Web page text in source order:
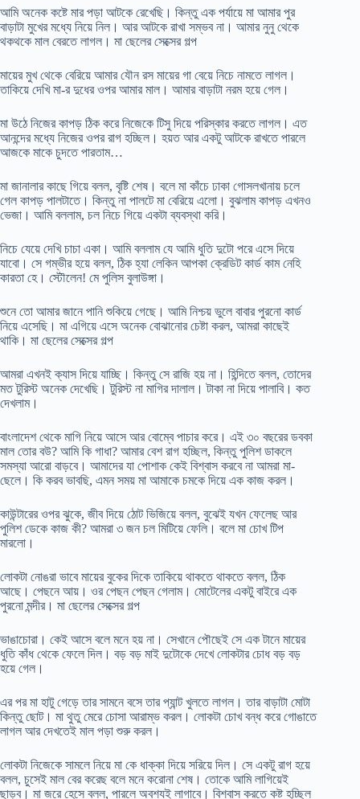
আমি অনেক কষ্টে মার পড়া আটকে রেখেছি। কিন্তু এক পর্যায়ে মা আমার পুর
বাড়াটা মুখের মধ্যে নিয়ে নিল। আর আটকে রাখা সম্ভব না। আমার নুনু থেকে
থকথকে মাল বেরতে লাগল। মা ছেলের সেক্সের গল্প
মায়ের মুখ থেকে বেরিয়ে আমার যৌন রস মায়ের গা বেয়ে নিচে নামতে লাগল।
তাকিয়ে দেখি মা-র দুধের ওপর আমার মাল। আমার বাড়াটা নরম হয়ে গেল।
মা উঠে নিজের কাপড় ঠিক করে নিজেকে টিসু দিয়ে পরিস্কার করতে লাগল। এত
আনন্দের মধ্যে নিজের ওপর রাগ হচ্ছিল। হয়ত আর একটু আটকে রাখতে পারলে
আজকে মাকে চুদতে পারতাম…
মা জানালার কাছে গিয়ে বলল, বৃষ্টি শেষ। বলে মা কাঁচে ঢাকা গোসলখানায় চলে
গেল কাপড় পালটাতে। কিন্তু না পালটে মা বেরিয়ে এলো। বুঝলাম কাপড় এখনও
ভেজা। আমি বললাম, চল নিচে গিয়ে একটা ব্যবস্থা করি।
নিচে যেয়ে দেখি চাচা একা। আমি বললাম যে আমি ধুতি দুটো পরে এসে দিয়ে
যাবো। সে গম্ভীর হয়ে বলল, ঠিক হ্যা লেকিন আপকা ক্রেডিট কার্ড কাম নেহি
কারতা হে। স্টৌলেন! মে পুলিস বুলাউঙ্গা।
শুনে তো আমার জানে পানি শুকিয়ে গেছে। আমি নিশ্চয় ভুলে বাবার পুরনো কার্ড
নিয়ে এসেছি। মা এগিয়ে এসে অনেক বোঝানোর চেষ্টা করল, আমরা কাছেই
থাকি। মা ছেলের সেক্সের গল্প
আমরা এখনই ক্যাস দিয়ে যাচ্ছি। কিন্তু সে রাজি হয় না। হিন্দিতে বলল, তোদের
মত টুরিস্ট অনেক দেখেছি। টুরিস্ট না মাগির দালাল। টাকা না দিয়ে পালাবি। কত
দেখলাম।
বাংলাদেশ থেকে মাগি নিয়ে আসে আর বোম্বে পাচার করে। এই ৩০ বছরের ডবকা
মাল তোর বউ? আমি কি গাধা? আমার বেশ রাগ হচ্ছিল, কিন্তু পুলিশ ডাকলে
সমস্যা আরো বাড়বে। আমাদের যা পোশাক কেই বিশ্বাস করবে না আমরা মা-
ছেলে। কি করব ভাবছি, এমন সময় মা আমাকে চমকে দিয়ে এক কাজ করল।
কাউন্টারের ওপর ঝুকে, জীব দিয়ে ঠোট ভিজিয়ে বলল, বুঝেই যখন ফেলেছ আর
পুলিশ ডেকে কাজ কী? আমরা ৩ জন চল মিটিয়ে ফেলি। বলে মা চোখ টিপ
মারলো।
লোকটা নোঙরা ভাবে মায়ের বুকের দিকে তাকিয়ে থাকতে থাকতে বলল, ঠিক
আছে। পেছনে আয়। ওর পেছন পেছন গেলাম। মোটেলের একটু বাইরে এক
পুরনো মন্দীর। মা ছেলের সেক্সের গল্প
ভাঙাচোরা। কেই আসে বলে মনে হয় না। সেখানে পৌছেই সে এক টানে মায়ের
ধুতি কাঁধ থেকে ফেলে দিল। বড় বড় মাই দুটোকে দেখে লোকটার চোধ বড় বড়
হয়ে গেল।
এর পর মা হাটু গেড়ে তার সামনে বসে তার প্যান্ট খুলতে লাগল। তার বাড়াটা মোটা
কিন্তু ছোট। মা থুতু মেরে চোসা আরাম্ভ করল। লোকটা চোখ বন্ধ করে গোঙাতে
লাগল আর দেখতেই মাল পড়া শুরু করল।
লোকটা নিজেকে সামলে নিয়ে মা কে ধাক্কা দিয়ে সরিয়ে দিল। সে একটু রাগ হয়ে
বলল, চুসেই মাল বের করেছ বলে মনে করোনা শেষ। তোকে আমি লাগিয়েই
ছাড়ব। মা জরে হেসে বলল, পারলে অবশ্যই লাগাবে। বিশ্বাস করতে কষ্ট হচ্ছিল